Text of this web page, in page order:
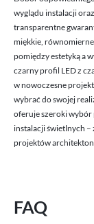
wyglądu instalacji
transparentne
miękkie,
pomiędzy estetyką a
czarny profil LED z
w nowoczesne
wybrać do swojej
oferuje szeroki wybór
instalacji świetlnych
projektów
FAQ